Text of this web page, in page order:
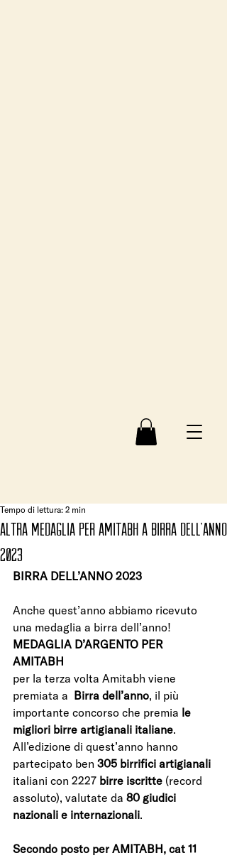
ALTRA MEDAGLIA PER AMITABH A BIRRA DELL’ANNO
2023
Tempo di lettura: 2 min
BIRRA DELL’ANNO 2023
Anche quest’anno abbiamo ricevuto
una medaglia a birra dell’anno!
MEDAGLIA D’ARGENTO PER
AMITABH
per la terza volta Amitabh viene
premiata a Birra dell’anno, il più
importante concorso che premia le
migliori birre artigianali italiane.
All’edizione di quest’anno hanno
partecipato ben 305 birrifici artigianali
italiani con 2227 birre iscritte (record
assoluto), valutate da 80 giudici
nazionali e internazionali.
Secondo posto per AMITABH, cat 11